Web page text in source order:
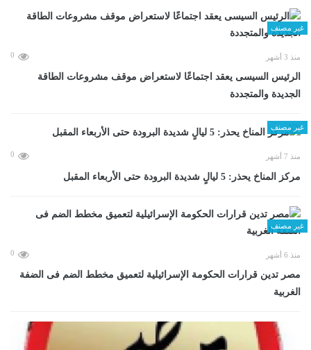
غير مصنف
منذ 3 أشهر 0
الرئيس السيسى يعقد اجتماعًا لاستعراض موقف مشروعات الطاقة
الجديدة والمتجددة
غير مصنف
منذ 7 أشهر 0
مركز المناخ يحذر: 5 ليالٍ شديدة البرودة حتى الأربعاء المقبل
غير مصنف
منذ 6 أشهر 0
مصر تدين قرارات الحكومة الإسرائيلية لتعميق مخطط الضم فى الضفة
الغربية